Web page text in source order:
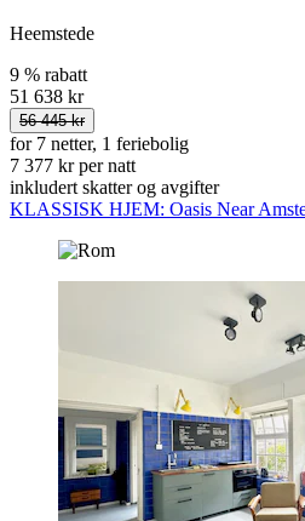
Heemstede
9 % rabatt
51 638 kr
56 445 kr
for 7 netter, 1 feriebolig
7 377 kr per natt
inkludert skatter og avgifter
KLASSISK HJEM: Oasis Near